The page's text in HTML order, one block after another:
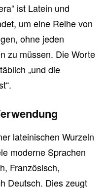
ist Latein und
um eine Reihe von
ohne jeden
zu müssen. Die Worte
„und die
lateinischen Wurzeln
moderne Sprachen
Französisch,
Deutsch. Dies zeugt